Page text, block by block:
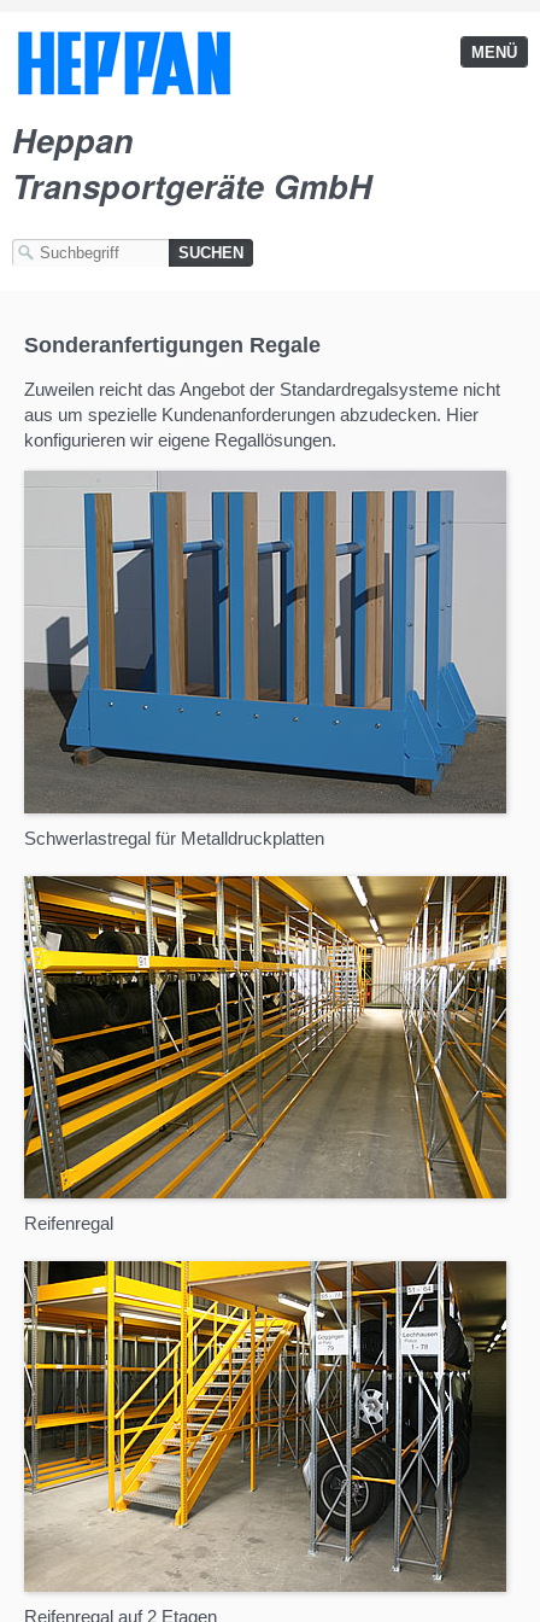
MENÜ
Heppan
Transportgeräte GmbH
Sonderanfertigungen Regale
Zuweilen reicht das Angebot der Standardregalsysteme nicht
aus um spezielle Kundenanforderungen abzudecken. Hier
konfigurieren wir eigene Regallösungen.
Schwerlastregal für Metalldruckplatten
Reifenregal
Reifenregal auf 2 Etagen